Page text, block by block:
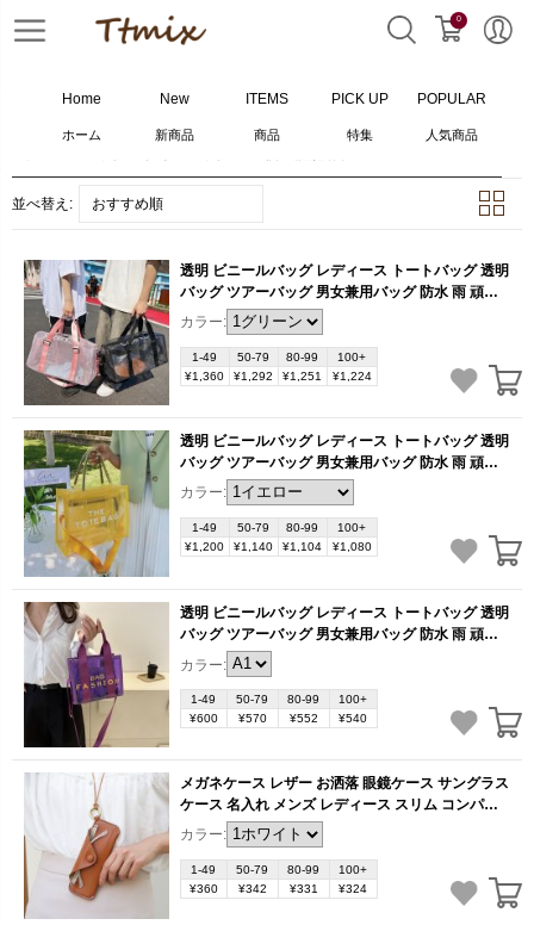
0
Home
ホーム
New
新商品
ITEMS
商品
PICK UP
特集
POPULAR
人気商品
並べ替え: おすすめ順
透明 ビニールバッグ レディース トートバッグ 透明
バッグ ツアーバッグ 男女兼用バッグ 防水 雨 頑丈
ツアー 仕事 ビジネスバッグ 肩掛け 海 プール（1
(BB1611)
カラー:
1-49 50-79 80-99
100+
¥1,360
¥1,292 ¥1,251 ¥1,224
透明 ビニールバッグ レディース トートバッグ 透明
バッグ ツアーバッグ 男女兼用バッグ 防水 雨 頑丈
ツアー 仕事 ビジネスバッグ 肩掛け 海 プール（1
(BB1195)
カラー:
1-49 50-79 80-99
100+
¥1,200
¥1,140 ¥1,104 ¥1,080
透明 ビニールバッグ レディース トートバッグ 透明
バッグ ツアーバッグ 男女兼用バッグ 防水 雨 頑丈
ツアー 仕事 ビジネスバッグ 肩掛け 海 プール（1
ヶ）
(BB1185)
カラー:
1-49 50-79 80-99
100+
¥600
¥570 ¥552 ¥540
メガネケース レザー お洒落 眼鏡ケース サングラス
ケース 名入れ メンズ レディース スリム コンパク
ト 男性 女性 赤 母の日 父の日 ギフト父の日 紐をつ
けます（1ヶ） (BB1152)
カラー:
1-49 50-79 80-99
100+
¥360
¥342 ¥331 ¥324